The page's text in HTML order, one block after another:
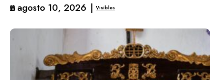
agosto 10, 2026 | Visibles